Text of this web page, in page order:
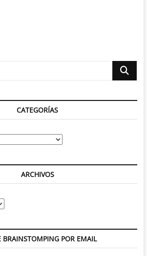
Buscar
CATEGORÍAS
ARCHIVOS
BRAINSTOMPING POR EMAIL